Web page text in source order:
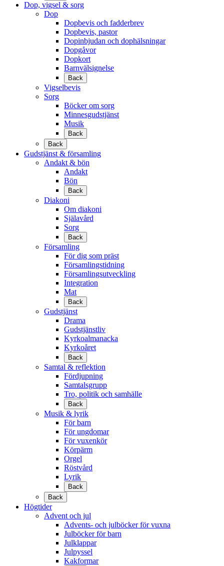
Dop, vigsel & sorg
Dop
Dopbevis och fadderbrev
Dopbevis, pastor
Dopinbjudan och dophälsningar
Dopgåvor
Dopkort
Barnvälsignelse
Back
Vigselbevis
Sorg
Böcker om sorg
Minnesgudstjänst
Musik
Back
Back
Gudstjänst & församling
Andakt & bön
Andakt
Bön
Back
Diakoni
Om diakoni
Själavård
Sorg
Back
Församling
För dig som präst
Församlingstidning
Församlingsutveckling
Integration
Mat
Back
Gudstjänst
Drama
Gudstjänstliv
Kyrkoalmanacka
Kyrkoåret
Back
Samtal & reflektion
Fördjupning
Samtalsgrupp
Tro, politik och samhälle
Back
Musik & lyrik
För barn
För ungdomar
För vuxenkör
Körpärm
Orgel
Röstvård
Lyrik
Back
Back
Högtider
Advent och jul
Advents- och julböcker för vuxna
Julböcker för barn
Julklappar
Julpyssel
Kakformar